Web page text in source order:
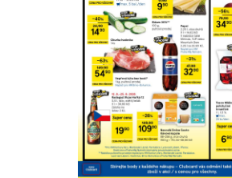
Detaily o platnosti